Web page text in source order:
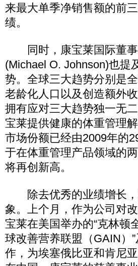
来最大单季净销售额的前
绩。
同时，康宝莱国际董事
(Michael O. Johnson)也提
势。全球三大趋势分别是
老龄化人口以及创造额外
拥有应对三大趋势独一无
宝莱提供健康的体重管理
市场份额已经由2009年的
于在体重管理产品领域的
将再创新高。
除去优秀的业绩增长，
象。上个月，作为公司对
宝莱在美国举办的“克林顿
球改善营养联盟（GAIN）
作，为埃塞俄比亚和肯尼